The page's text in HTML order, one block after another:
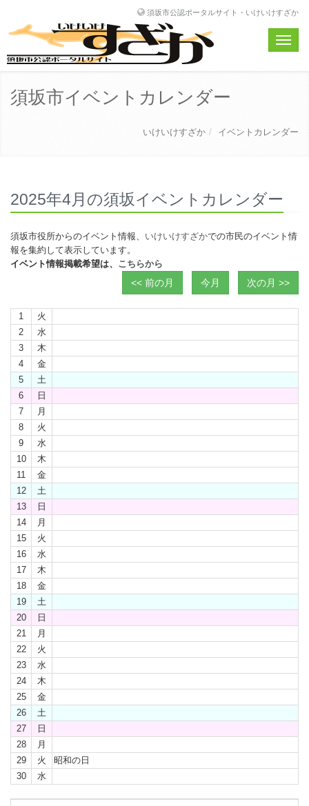
須坂市公認ポータルサイト・いけいけすざか
Toggle
須坂市イベントカレンダー
いけいけすざか イベントカレンダー
2025年4月の須坂イベントカレンダー
須坂市役所からのイベント情報、 いけいけすざかでの市民のイベント情
報を集約して表示しています。
イベント情報掲載希望は、 こちらから
<< 前の月 今月 次の月 >>
1
火
2
水
3
木
4
金
5
土
6
日
7
月
8
火
9
水
10
木
11
金
12
土
13
日
14
月
15
火
16
水
17
木
18
金
19
土
20
日
21
月
22
火
23
水
24
木
25
金
26
土
27
日
28
月
29
火
昭和の日
30
水